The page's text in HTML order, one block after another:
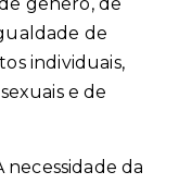
de
individuais,
e de
necessidade da